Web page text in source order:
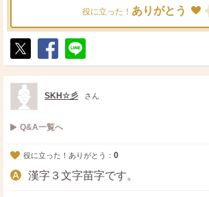
役に立った！ ありがとう
ポ
ス
ト
シ
ェ
送
る
SKH☆彡 さん
Q&A一覧へ
役に立った！ありがとう： 0
漢字３文字苗字です。